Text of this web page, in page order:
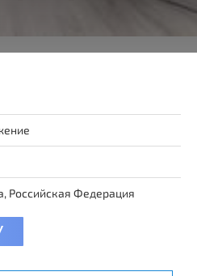
Российская Федерация